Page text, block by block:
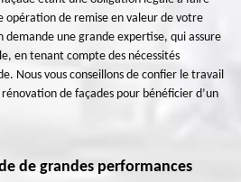
opération de remise en valeur de votre
une grande expertise, qui assure
en tenant compte des nécessités
Nous vous conseillons de confier le travail
de façades pour bénéficier d’un
de grandes performances